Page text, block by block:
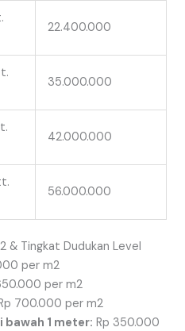
22.400.000
35.000.000
42.000.000
56.000.000
& Tingkat Dudukan Level
perm2
perm2
700.000 perm2
bawah 1 meter: Rp 350.000